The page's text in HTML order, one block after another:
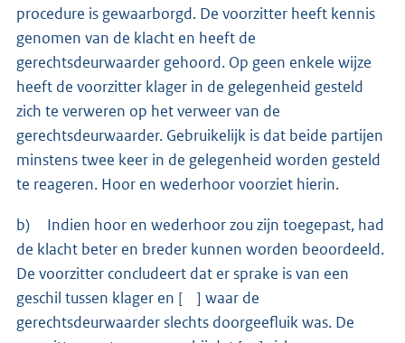
procedure is gewaarborgd. De voorzitter heeft kennis
genomen van de klacht en heeft de
gerechtsdeurwaarder gehoord. Op geen enkele wijze
heeft de voorzitter klager in de gelegenheid gesteld
zich te verweren op het verweer van de
gerechtsdeurwaarder. Gebruikelijk is dat beide partijen
minstens twee keer in de gelegenheid worden gesteld
te reageren. Hoor en wederhoor voorziet hierin.
b) Indien hoor en wederhoor zou zijn toegepast, had
de klacht beter en breder kunnen worden beoordeeld.
De voorzitter concludeert dat er sprake is van een
geschil tussen klager en [ ] waar de
gerechtsdeurwaarder slechts doorgeefluik was. De